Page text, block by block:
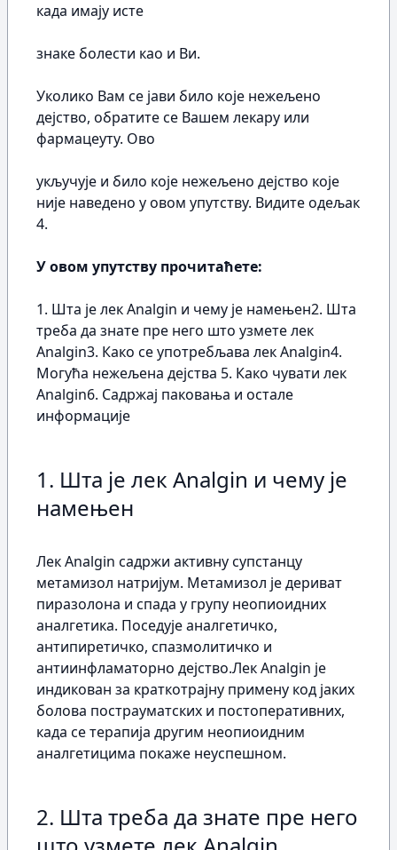
када имају исте
знаке болести као и Ви.
Уколико Вам се јави било које нежељено
дејство, обратите се Вашем лекару или
фармацеуту. Ово
укључује и било које нежељено дејство које
није наведено у овом упутству. Видите одељак
4.
У овом упутству прочитаћете:
1. Шта је лек Analgin и чему је намењен2. Шта
треба да знате пре него што узмете лек
Analgin3. Како се употребљава лек Analgin4.
Могућа нежељена дејства 5. Како чувати лек
Analgin6. Садржај паковања и остале
информације
1. Шта је лек Analgin и чему је
намењен
Лек Analgin садржи активну супстанцу
метамизол натријум. Метамизол је дериват
пиразолона и спада у групу неопиоидних
аналгетика. Поседује аналгетичко,
антипиретичко, спазмолитичко и
антиинфламаторно дејство.Лек Analgin је
индикован за краткотрајну примену код јаких
болова пострауматских и постоперативних,
када се терапија другим неопиоидним
аналгетицима покаже неуспешном.
2. Шта треба да знате пре него